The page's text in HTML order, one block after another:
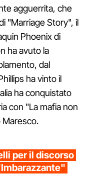
agguerrita, che
"Marriage Story", il
Phoenix di
ha avuto la
dal
ha vinto il
ha conquistato
con "La mafia non
Maresco.
per il discorso